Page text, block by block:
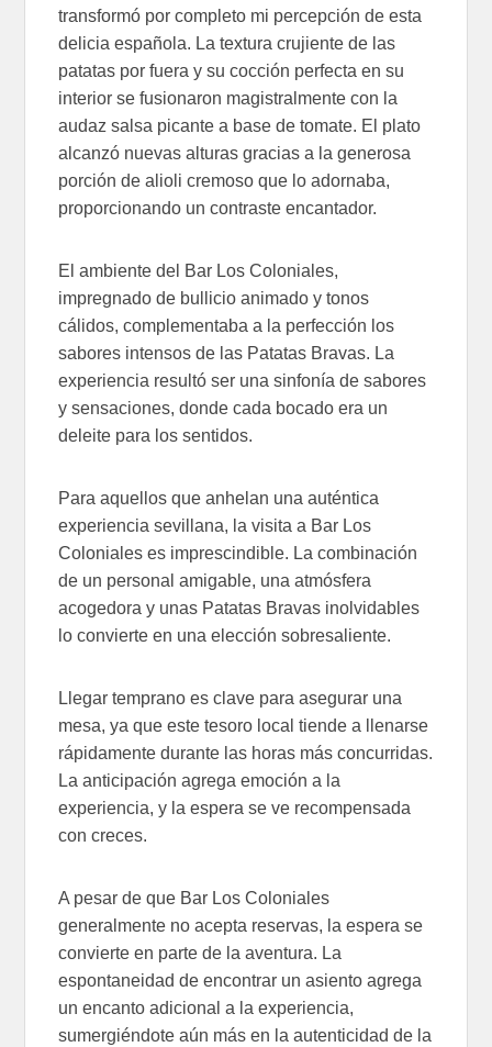
transformó por completo mi percepción de esta
delicia española. La textura crujiente de las
patatas por fuera y su cocción perfecta en su
interior se fusionaron magistralmente con la
audaz salsa picante a base de tomate. El plato
alcanzó nuevas alturas gracias a la generosa
porción de alioli cremoso que lo adornaba,
proporcionando un contraste encantador.
El ambiente del Bar Los Coloniales,
impregnado de bullicio animado y tonos
cálidos, complementaba a la perfección los
sabores intensos de las Patatas Bravas. La
experiencia resultó ser una sinfonía de sabores
y sensaciones, donde cada bocado era un
deleite para los sentidos.
Para aquellos que anhelan una auténtica
experiencia sevillana, la visita a Bar Los
Coloniales es imprescindible. La combinación
de un personal amigable, una atmósfera
acogedora y unas Patatas Bravas inolvidables
lo convierte en una elección sobresaliente.
Llegar temprano es clave para asegurar una
mesa, ya que este tesoro local tiende a llenarse
rápidamente durante las horas más concurridas.
La anticipación agrega emoción a la
experiencia, y la espera se ve recompensada
con creces.
A pesar de que Bar Los Coloniales
generalmente no acepta reservas, la espera se
convierte en parte de la aventura. La
espontaneidad de encontrar un asiento agrega
un encanto adicional a la experiencia,
sumergiéndote aún más en la autenticidad de la